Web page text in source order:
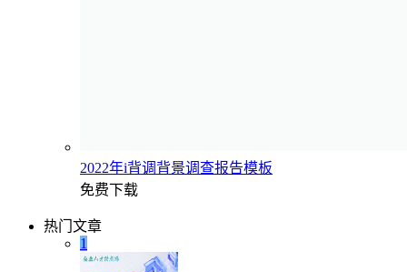
2022年i背调背景调查报告模板
免费下载
热门文章
1